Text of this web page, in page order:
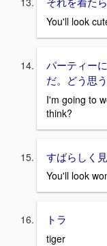
You'll look
パーティー
だ。どう思
I'm going to
think?
すばらしく
You'll look
トラ
tiger